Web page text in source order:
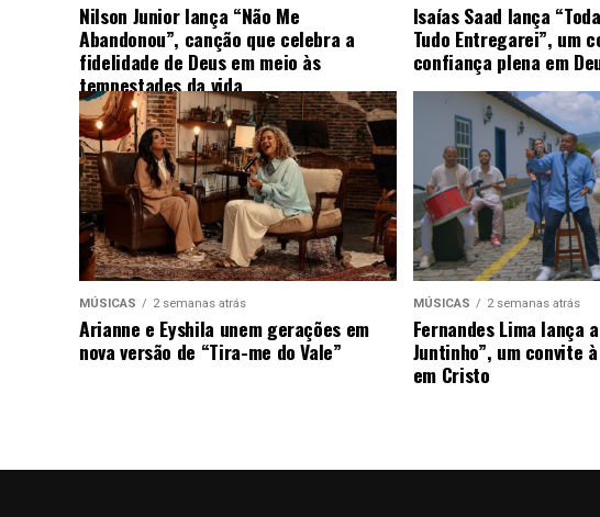
Nilson Junior lança “Não Me
Abandonou”, canção que celebra a
fidelidade de Deus em meio às
tempestades da vida
Isaías Saad lança
Tudo Entregarei”, um
confiança plena em
MÚSICAS 2 semanas atrás
Arianne e Eyshila unem gerações em
nova versão de “Tira-me do Vale”
MÚSICAS 2 semanas atrás
Fernandes Lima lança
Juntinho”, um convite
em Cristo